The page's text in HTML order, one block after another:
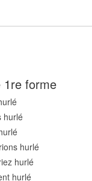
1re forme
é
hurlé
é
hurlé
hurlé
hurlé